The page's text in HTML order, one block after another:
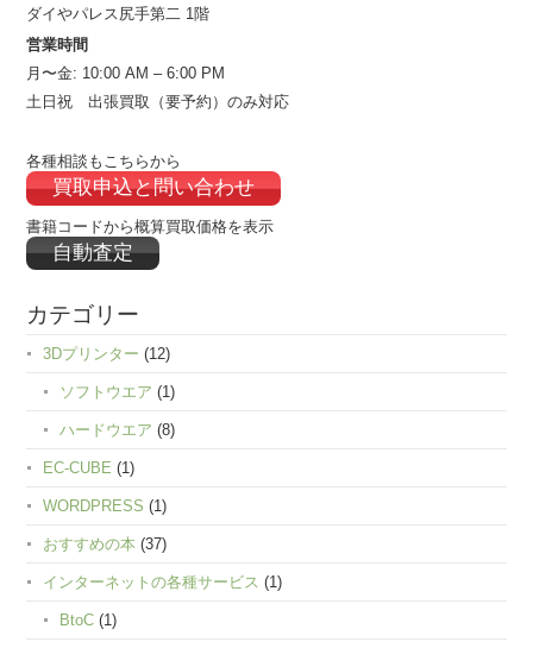
ダイやパレス尻手第二 1階
営業時間
月〜金: 10:00 AM – 6:00 PM
土日祝 出張買取（要予約）のみ対応
各種相談もこちらから
買取申込と問い合わせ
書籍コードから概算買取価格を表示
自動査定
カテゴリー
3Dプリンター (12)
ソフトウエア (1)
ハードウエア (8)
EC-CUBE (1)
WORDPRESS (1)
おすすめの本 (37)
インターネットの各種サービス (1)
BtoC (1)